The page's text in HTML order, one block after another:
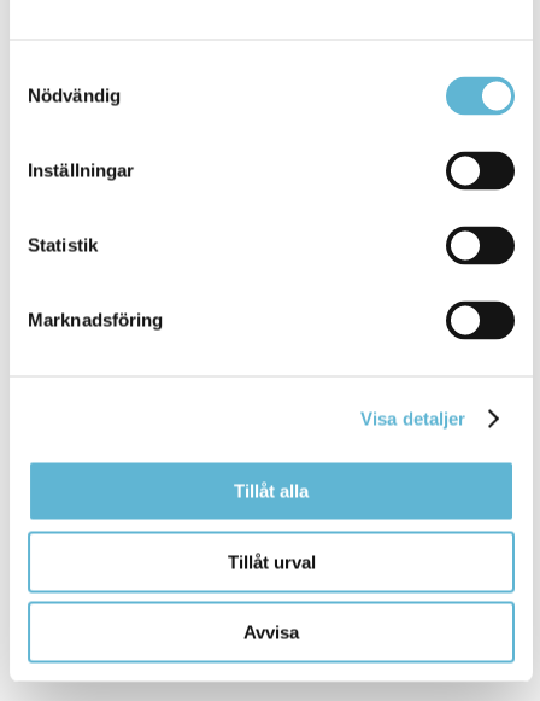
Nödvändig
Inställningar
Statistik
Marknadsföring
Visa detaljer
Tillåt alla
Tillåt urval
Avvisa
KONTAKT
Besöksadress
Postadress
www.bromolla.se
Växel: 0456-82 20 00